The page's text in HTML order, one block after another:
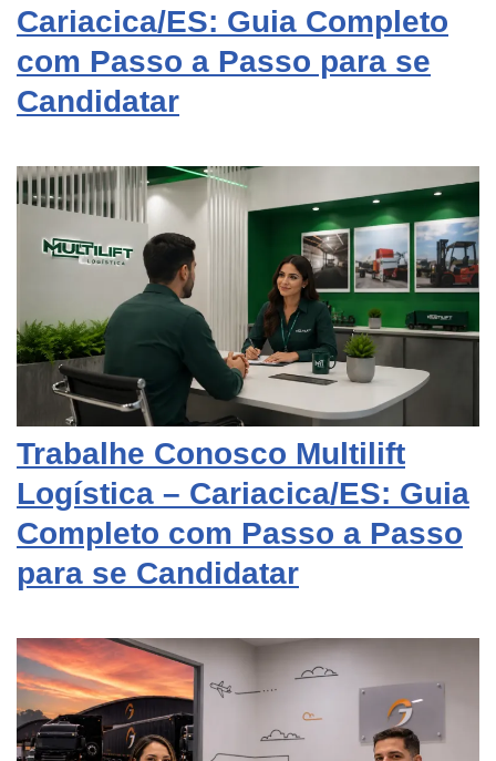
Cariacica/ES: Guia Completo
com Passo a Passo para se
Candidatar
Trabalhe Conosco Multilift
Logística – Cariacica/ES: Guia
Completo com Passo a Passo
para se Candidatar